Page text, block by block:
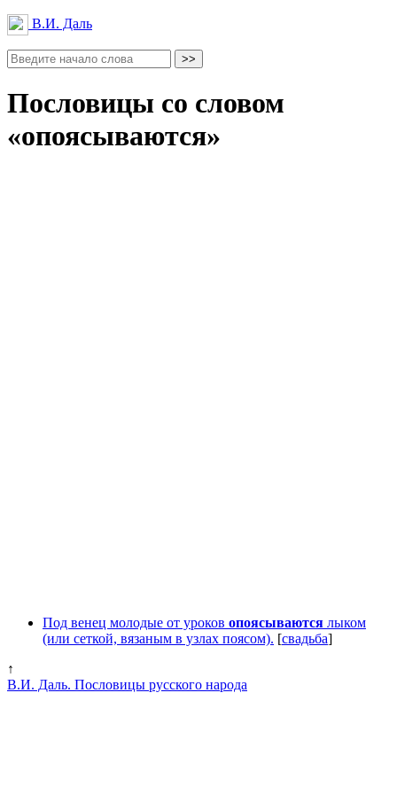
В.И. Даль
Пословицы со словом
«опоясываются»
Под венец молодые от уроков опоясываются лыком
(или сеткой, вязаным в узлах поясом). [свадьба]
↑
В.И. Даль. Пословицы русского народа